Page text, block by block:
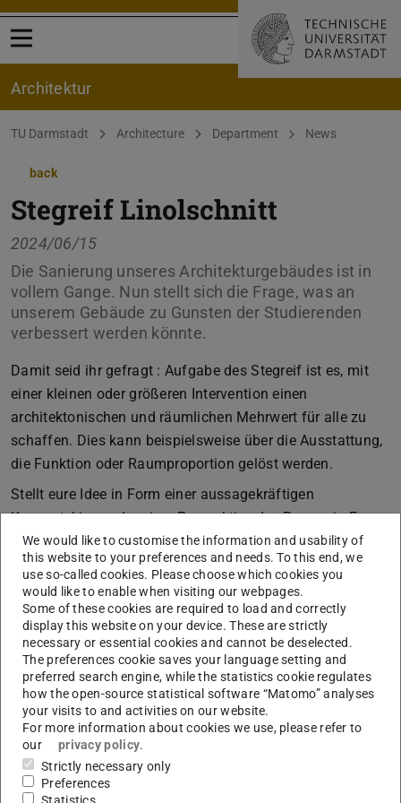
Open menu
Architektur
You are here:
TU Darmstadt Architecture Department News
back
Stegreif Linolschnitt
2024/06/15
Die Sanierung unseres Architekturgebäudes ist in
vollem Gange. Nun stellt sich die Frage, was an
unserem Gebäude zu Gunsten der Studierenden
verbessert werden könnte.
Damit seid ihr gefragt : Aufgabe des Stegreif ist es, mit
einer kleinen oder größeren Intervention einen
architektonischen und räumlichen Mehrwert für alle zu
schaffen. Dies kann beispielsweise über die Ausstattung,
die Funktion oder Raumproportion gelöst werden.
Stellt eure Idee in Form einer aussagekräftigen
Konzeptskizze oder einer Perspektive des Raums in Form
eines A4-Linolschnitt dar.
Abgabe ist am 25.06.2024 um 12.00 Uhr am Fachgebiet
Bildnerisches Gestalten in der Galerie Parkhaus.
Der Druck erfolgt durch das Sichten 27 Team in
Zusammenarbeit mit Prof. Katharina Immekus und Kai
Altheim.
Die A4-Linolplatte sowie das Linolbesteck und
Kohlepapier können im Rahmen der Ausgabe am
04.06.2024, 16.00 Uhr auf dem Sichtenflohmarkt
erworben werden.
We would like to customise the information and usability of
this website to your preferences and needs. To this end, we
use so-called cookies. Please choose which cookies you
would like to enable when visiting our webpages.
Some of these cookies are required to load and correctly
display this website on your device. These are strictly
necessary or essential cookies and cannot be deselected.
The preferences cookie saves your language setting and
preferred search engine, while the statistics cookie regulates
how the open-source statistical software “Matomo” analyses
your visits to and activities on our website.
For more information about cookies we use, please refer to
our
privacy policy.
Strictly necessary only
Preferences
Statistics